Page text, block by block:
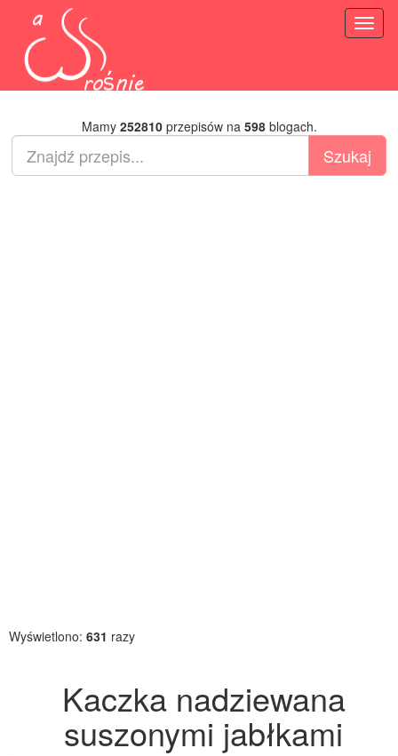
Mamy 252810przepisów na 598blogach.
Wyświetlono: 631 razy
Kaczka nadziewana
suszonymi jabłkami